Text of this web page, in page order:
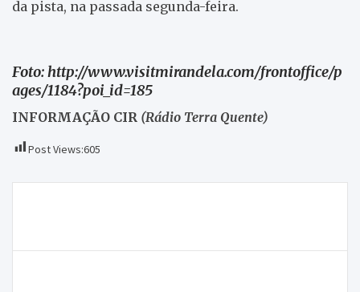
da pista, na passada segunda-feira.
Foto: http://www.visitmirandela.com/frontoffice/p
ages/1184?poi_id=185
INFORMAÇÃO CIR (Rádio Terra Quente)
Post Views:605
artigos